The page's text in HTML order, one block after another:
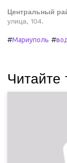
Центральный
улица, 104.
#Мариуполь #
Читайте